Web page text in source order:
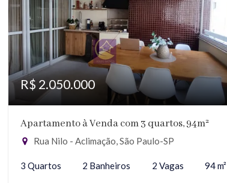
R$ 2.050.000
Apartamento à Venda com 3 quartos, 94m²
Rua Nilo - Aclimação, São Paulo-SP
3 Quartos 2 Banheiros 2 Vagas 94 m²